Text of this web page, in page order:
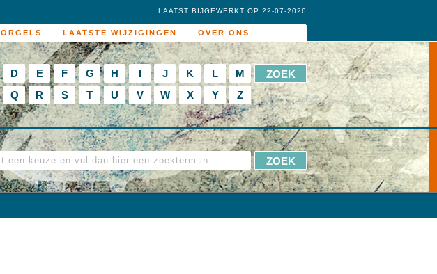
ORGELS LAATSTE WIJZIGINGEN OVER ONS
LAATST BIJGEWERKT OP 22-07-2026
D E F G H I J K L
M
Q R S T U V W X Y Z